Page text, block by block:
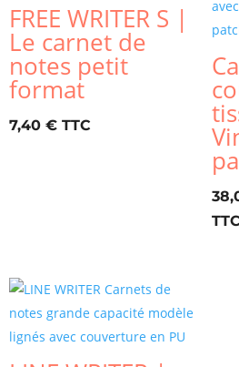
FREE WRITER S |
Le carnet de
notes petit
format
7,40 €